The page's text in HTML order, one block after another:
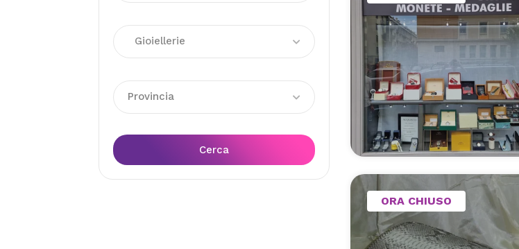
Gioiellerie
Provincia
Cerca
ORA CHIUSO